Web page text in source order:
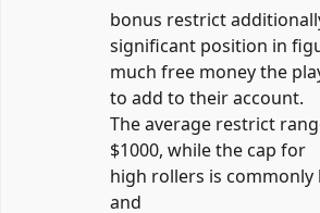
bonus restrict
significant position in
much free money the
to add to their account.
The average restrict
$1000, while the cap for
high rollers is commonly
and